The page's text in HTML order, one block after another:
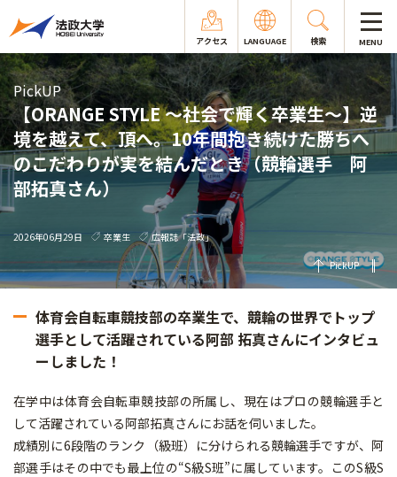
アクセス LANGUAGE 検索 MENU
PickUP
【ORANGE STYLE ～社会で輝く卒業生～】逆
境を越えて、頂へ。10年間抱き続けた勝ちへ
のこだわりが実を結んだとき（競輪選手 阿
部拓真さん）
2026年06月29日 卒業生 広報誌「法政」
PickUP
体育会自転車競技部の卒業生で、競輪の世界でトップ
選手として活躍されている阿部 拓真さんにインタビュ
ーしました！
在学中は体育会自転車競技部の所属し、現在はプロの競輪選手と
して活躍されている阿部拓真さんにお話を伺いました。
成績別に6段階のランク（級班）に分けられる競輪選手ですが、阿
部選手はその中でも最上位の“S級S班”に属しています。このS級S